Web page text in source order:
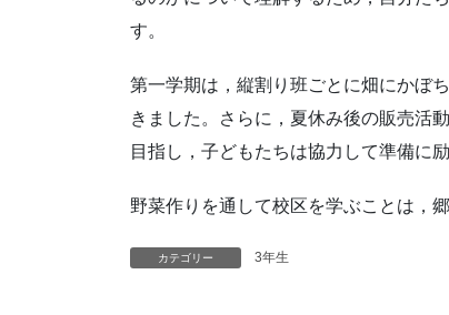
す。
第一学期は，縦割り班ごとに畑にかぼ
きました。さらに，夏休み後の販売活
目指し，子どもたちは協力して準備に
野菜作りを通して校区を学ぶことは，
カテゴリー 3年生